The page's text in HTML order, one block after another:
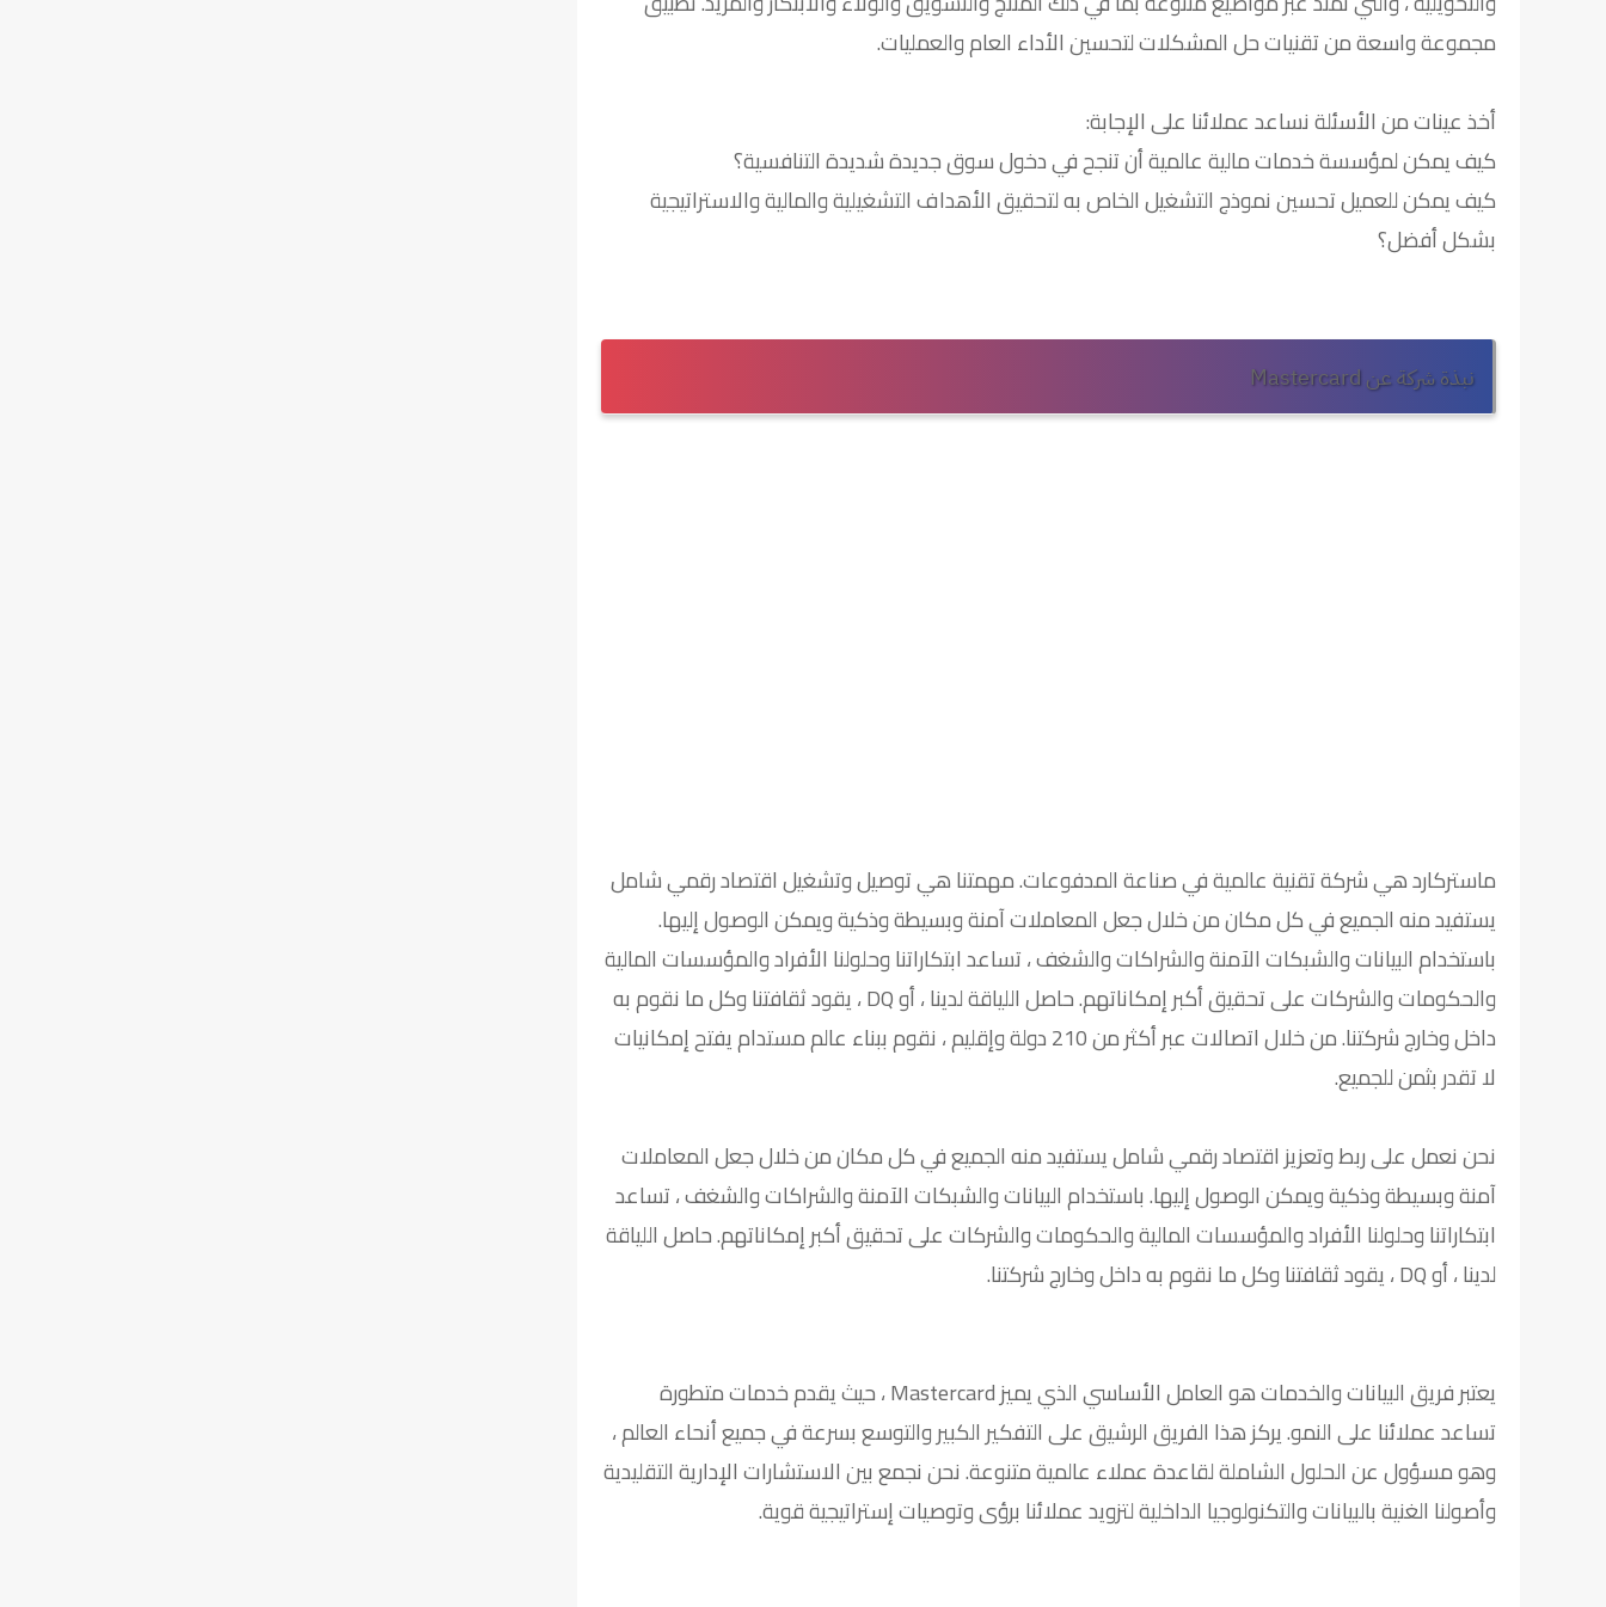
مجموعة واسعة من تقنيات حل المشكلات لتحسين الأداء العام والعمليات.
أخذ عينات من الأسئلة نساعد عملائنا على الإجابة:
كيف يمكن لمؤسسة خدمات مالية عالمية أن تنجح في دخول سوق جديدة شديدة التنافسية؟
كيف يمكن للعميل تحسين نموذج التشغيل الخاص به لتحقيق الأهداف التشغيلية والمالية والاستراتيجية
بشكل أفضل؟
نبذة شركة عن Mastercard
ماستركارد هي شركة تقنية عالمية في صناعة المدفوعات. مهمتنا هي توصيل وتشغيل اقتصاد رقمي شامل
يستفيد منه الجميع في كل مكان من خلال جعل المعاملات آمنة وبسيطة وذكية ويمكن الوصول إليها.
باستخدام البيانات والشبكات الآمنة والشراكات والشغف ، تساعد ابتكاراتنا وحلولنا الأفراد والمؤسسات المالية
والحكومات والشركات على تحقيق أكبر إمكاناتهم. حاصل اللياقة لدينا ، أو DQ ، يقود ثقافتنا وكل ما نقوم به
داخل وخارج شركتنا. من خلال اتصالات عبر أكثر من 210 دولة وإقليم ، نقوم ببناء عالم مستدام يفتح إمكانيات
لا تقدر بثمن للجميع.
نحن نعمل على ربط وتعزيز اقتصاد رقمي شامل يستفيد منه الجميع في كل مكان من خلال جعل المعاملات
آمنة وبسيطة وذكية ويمكن الوصول إليها. باستخدام البيانات والشبكات الآمنة والشراكات والشغف ، تساعد
ابتكاراتنا وحلولنا الأفراد والمؤسسات المالية والحكومات والشركات على تحقيق أكبر إمكاناتهم. حاصل اللياقة
لدينا ، أو DQ ، يقود ثقافتنا وكل ما نقوم به داخل وخارج شركتنا.
يعتبر فريق البيانات والخدمات هو العامل الأساسي الذي يميز Mastercard ، حيث يقدم خدمات متطورة
تساعد عملائنا على النمو. يركز هذا الفريق الرشيق على التفكير الكبير والتوسع بسرعة في جميع أنحاء العالم ،
وهو مسؤول عن الحلول الشاملة لقاعدة عملاء عالمية متنوعة. نحن نجمع بين الاستشارات الإدارية التقليدية
وأصولنا الغنية بالبيانات والتكنولوجيا الداخلية لتزويد عملائنا برؤى وتوصيات إستراتيجية قوية.